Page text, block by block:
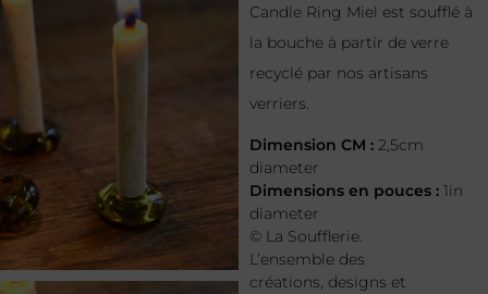
Candle Ring Miel est soufflé à
la bouche à partir de verre
recyclé par nos artisans
verriers.
Dimension CM : 2,5cm
diameter
Dimensions en pouces : 1in
diameter
© La Soufflerie.
L’ensemble des
créations, designs et